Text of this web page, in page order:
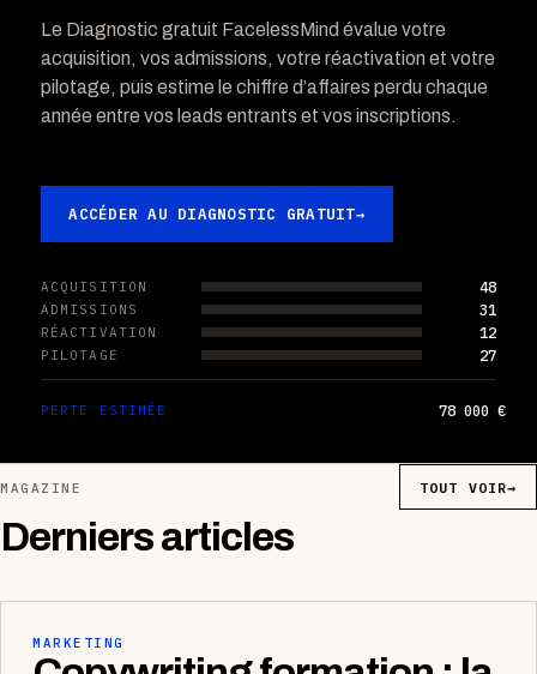
Le Diagnostic gratuit FacelessMind évalue votre
acquisition, vos admissions, votre réactivation et votre
pilotage, puis estime le chiffre d’affaires perdu chaque
année entre vos leads entrants et vos inscriptions.
ACCÉDER AU DIAGNOSTIC GRATUIT→
ACQUISITION 48
ADMISSIONS 31
RÉACTIVATION 12
PILOTAGE 27
PERTE ESTIMÉE 78 000 €
MAGAZINE
Derniers articles
TOUT VOIR→
MARKETING